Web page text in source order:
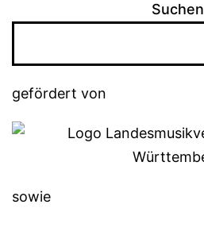
Suchen
gefördert von
sowie